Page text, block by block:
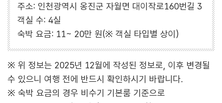
주소: 인천광역시 옹진군 자월면 대이작로160번길 3
객실 수: 4실
숙박 요금: 11~ 20만 원(※ 객실 타입별 상이)
※ 위 정보는 2025년 12월에 작성된 정보로, 이후 변경될
수 있으니 여행 전에 반드시 확인하시기 바랍니다.
※ 숙박 요금의 경우 비수기 기본룸 기준으로